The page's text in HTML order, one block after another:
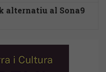
alternatiu al Sona9